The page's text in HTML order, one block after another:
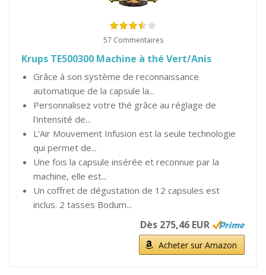
57 Commentaires
Krups TE500300 Machine à thé Vert/Anis
Grâce à son système de reconnaissance
automatique de la capsule la...
Personnalisez votre thé grâce au réglage de
l'intensité de...
L'Air Mouvement Infusion est la seule technologie
qui permet de...
Une fois la capsule insérée et reconnue par la
machine, elle est...
Un coffret de dégustation de 12 capsules est
inclus. 2 tasses Bodum...
Dès 275,46 EUR
Acheter sur Amazon